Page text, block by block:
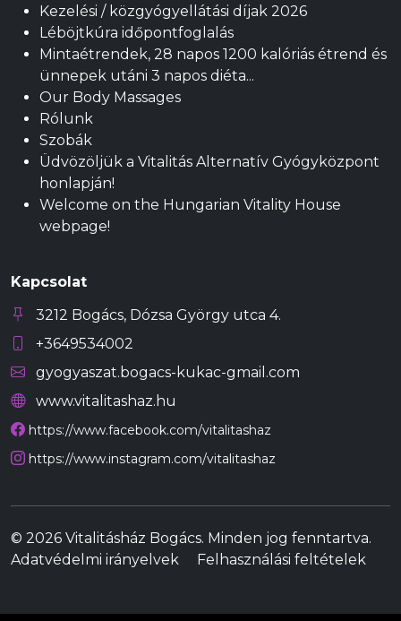
Kezelési / közgyógyellátási díjak 2026
Léböjtkúra időpontfoglalás
Mintaétrendek, 28 napos 1200 kalóriás étrend és
ünnepek utáni 3 napos diéta...
Our Body Massages
Rólunk
Szobák
Üdvözöljük a Vitalitás Alternatív Gyógyközpont
honlapján!
Welcome on the Hungarian Vitality House
webpage!
Kapcsolat
3212 Bogács, Dózsa György utca 4.
+3649534002
gyogyaszat.bogacs-kukac-gmail.com
www.vitalitashaz.hu
https://www.facebook.com/vitalitashaz
https://www.instagram.com/vitalitashaz
© 2026 Vitalitásház Bogács. Minden jog fenntartva.
Adatvédelmi irányelvek
Felhasználási feltételek